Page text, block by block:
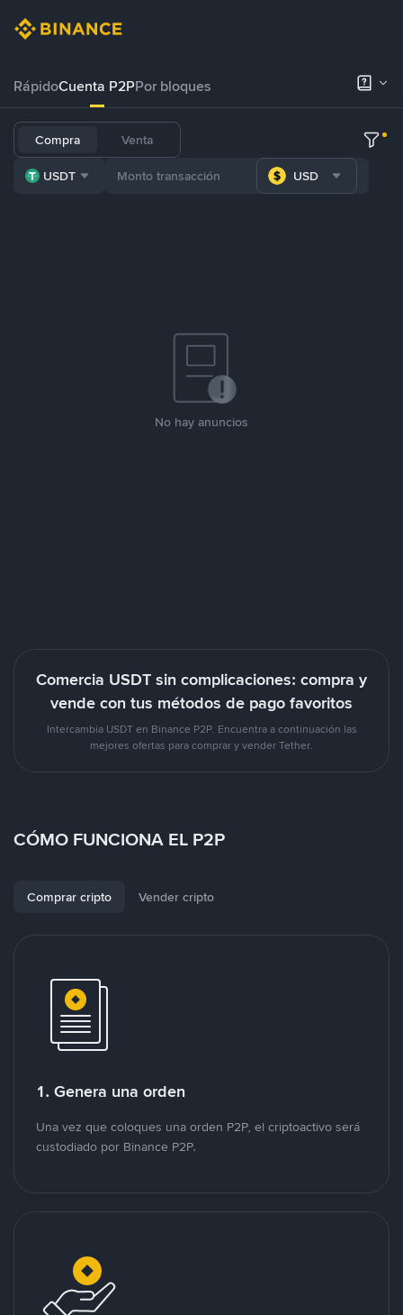
RápidoCuenta P2PPor bloques
Compra Venta
USDT USD
No hay anuncios
Comercia USDT sin complicaciones: compra y
vende con tus métodos de pago favoritos
Intercambia USDT en Binance P2P. Encuentra a continuación las
mejores ofertas para comprar y vender Tether.
CÓMO FUNCIONA EL P2P
Comprar cripto Vender cripto
1. Genera una orden
Una vez que coloques una orden P2P, el criptoactivo será
custodiado por Binance P2P.